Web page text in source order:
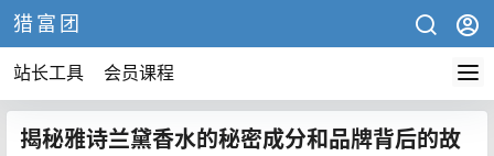
猎富团
站长工具 会员课程
揭秘雅诗兰黛香水的秘密成分和品牌背后的故